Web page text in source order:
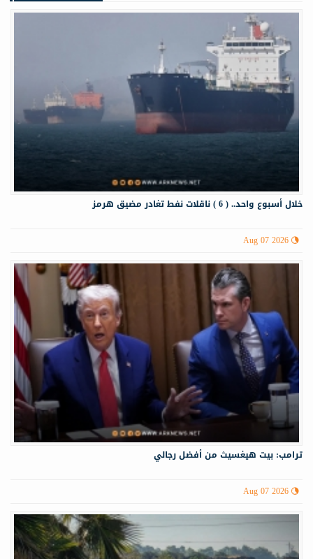
خلال أسبوع واحد.. ( 6 ) ناقلات نفط تغادر مضيق هرمز
Aug 07 2026
ترامب: بيت هيغسيث من أفضل رجالي
Aug 07 2026